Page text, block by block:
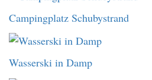
Campingplatz Schubystrand
Wasserski in Damp